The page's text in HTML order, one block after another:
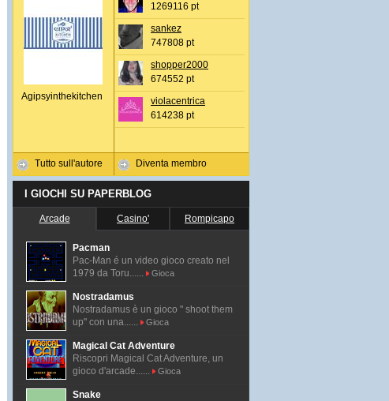
Agipsyinthekitchen
Tutto sull'autore
1269116 pt
sankez
747808 pt
shopper2000
674552 pt
violacentrica
614238 pt
Diventa membro
I GIOCHI SU PAPERBLOG
Arcade Casino' Rompicapo
Pacman
Pac-Man é un video gioco creato nel
1979 da Toru......
Gioca
Nostradamus
Nostradamus è un gioco " shoot them
up" con una......
Gioca
Magical Cat Adventure
Riscopri Magical Cat Adventure, un
gioco d'arcade......
Gioca
Snake